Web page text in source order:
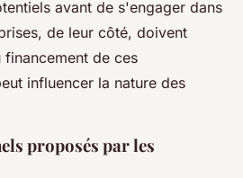
avant de s'engager dans
de leur côté, doivent
de ces
influencer la nature des
proposés par les